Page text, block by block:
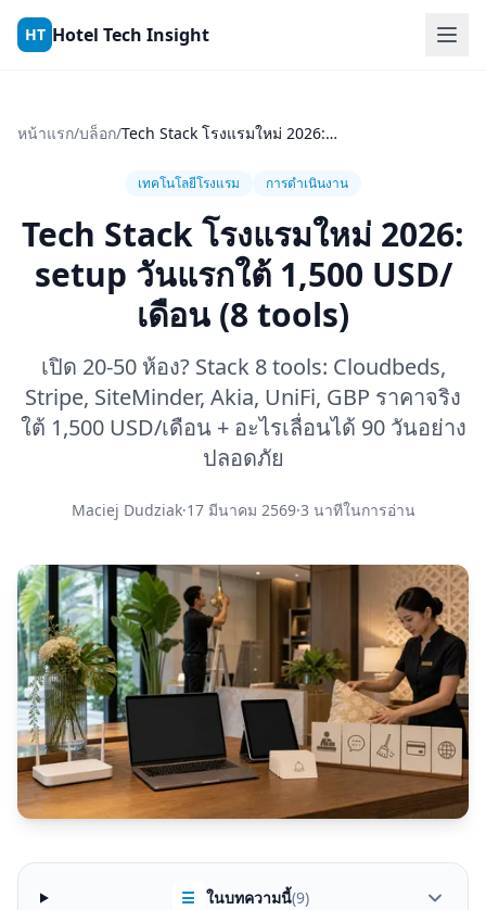
Skip to content
HT Hotel Tech Insight
หน้าแรก/บล็อก/ Tech Stack โรงแรมใหม่ 2026: setup วันแรกใต้ 1,500 USD/เดือน (8 tools)
เทคโนโลยีโรงแรม การดำเนินงาน
Tech Stack โรงแรมใหม่ 2026:
setup วันแรกใต้ 1,500 USD/
เดือน (8 tools)
เปิด 20-50 ห้อง? Stack 8 tools: Cloudbeds,
Stripe, SiteMinder, Akia, UniFi, GBP ราคาจริง
ใต้ 1,500 USD/เดือน + อะไรเลื่อนได้ 90 วันอย่าง
ปลอดภัย
Maciej Dudziak·17 มีนาคม 2569·3 นาทีในการอ่าน
☰ ในบทความนี้(9)